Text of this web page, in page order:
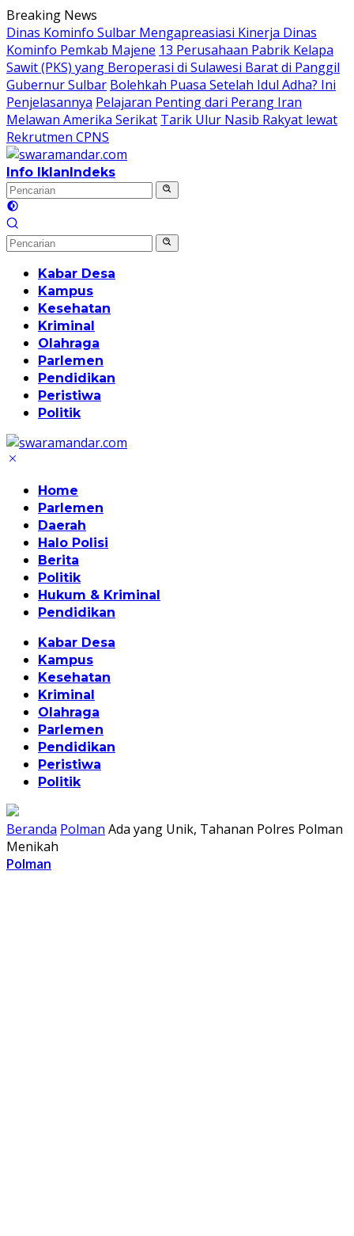
Langsung
ke
konten
Breaking News
Dinas Kominfo Sulbar Mengapreasiasi Kinerja Dinas
Kominfo Pemkab Majene 13 Perusahaan Pabrik Kelapa
Sawit (PKS) yang Beroperasi di Sulawesi Barat di Panggil
Gubernur Sulbar Bolehkah Puasa Setelah Idul Adha? Ini
Penjelasannya Pelajaran Penting dari Perang Iran
Melawan Amerika Serikat Tarik Ulur Nasib Rakyat lewat
Rekrutmen CPNS
Info IklanIndeks
Kabar Desa
Kampus
Kesehatan
Kriminal
Olahraga
Parlemen
Pendidikan
Peristiwa
Politik
Home
Parlemen
Daerah
Halo Polisi
Berita
Politik
Hukum & Kriminal
Pendidikan
Kabar Desa
Kampus
Kesehatan
Kriminal
Olahraga
Parlemen
Pendidikan
Peristiwa
Politik
Beranda Polman Ada yang Unik, Tahanan Polres Polman
Menikah
Polman